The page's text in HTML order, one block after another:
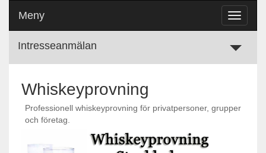
Toggle
Meny
Toggle
Intresseanmälan
Whiskeyprovning
Professionell whiskeyprovning för privatpersoner, grupper
och företag.